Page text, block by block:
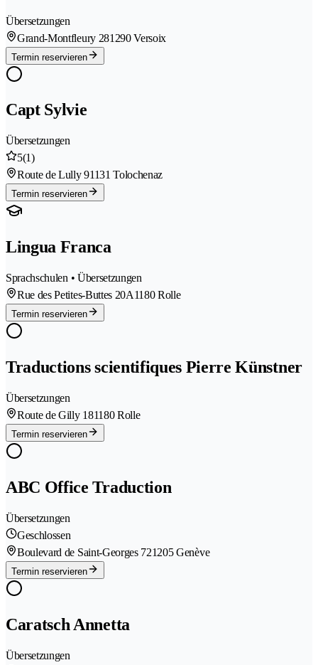
Übersetzungen
Grand-Montfleury 281290 Versoix
Termin reservieren
Capt Sylvie
Übersetzungen
5(1)
Route de Lully 91131 Tolochenaz
Termin reservieren
Lingua Franca
Sprachschulen • Übersetzungen
Rue des Petites-Buttes 20A1180 Rolle
Termin reservieren
Traductions scientifiques Pierre Künstner
Übersetzungen
Route de Gilly 181180 Rolle
Termin reservieren
ABC Office Traduction
Übersetzungen
Geschlossen
Boulevard de Saint-Georges 721205 Genève
Termin reservieren
Caratsch Annetta
Übersetzungen